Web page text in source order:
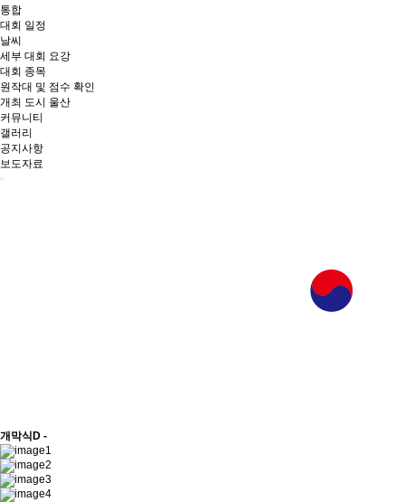
통합
대회 일정
날씨
세부 대회 요강
대회 종목
원작대 및 점수 확인
개최 도시 울산
커뮤니티
갤러리
공지사항
보도자료
개막식 D -